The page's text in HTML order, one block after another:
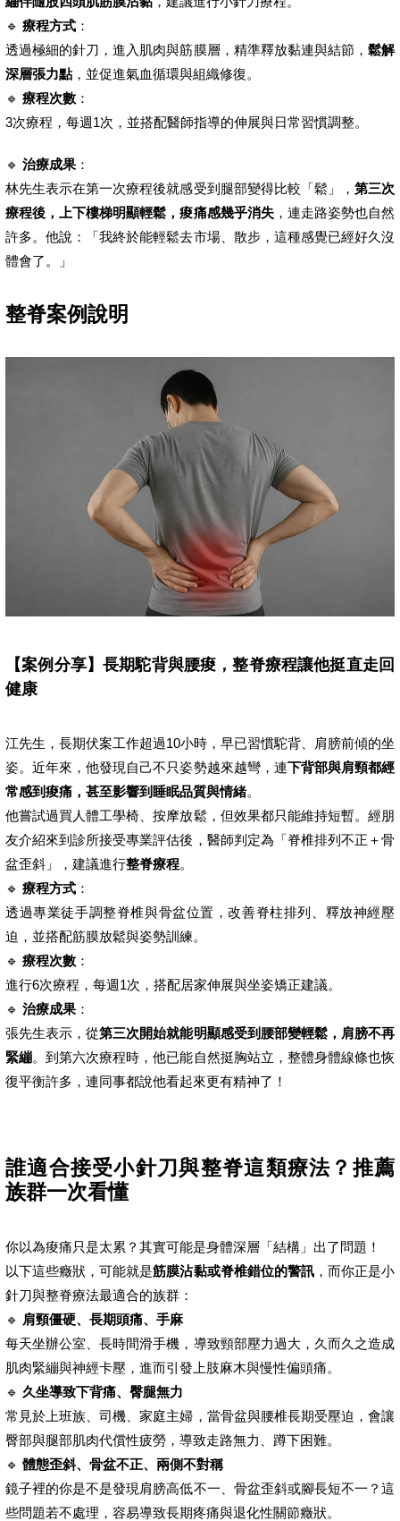
🔹 療程方式 ：
透過極細的針刀，進入肌肉與筋膜層，精準釋放黏連與結節， 鬆解
深層張力點 ，並促進氣血循環與組織修復。
🔹 療程次數 ：
3次療程，每週1次，並搭配醫師指導的伸展與日常習慣調整。
🔹 治療成果 ：
林先生表示在第一次療程後就感受到腿部變得比較「鬆」， 第三次
療程後，上下樓梯明顯輕鬆，痠痛感幾乎消失，連走路姿勢也自然
許多。他說：「我終於能輕鬆去市場、散步，這種感覺已經好久沒
體會了。」
整脊案例說明
【案例分享】長期駝背與腰痠，整脊療程讓他挺直走回
健康
江先生，長期伏案工作超過10小時，早已習慣駝背、肩膀前傾的坐
姿。近年來，他發現自己不只姿勢越來越彎，連下背部與肩頸都經
常感到痠痛，甚至影響到睡眠品質與情緒。
他嘗試過買人體工學椅、按摩放鬆，但效果都只能維持短暫。經朋
友介紹來到診所接受專業評估後，醫師判定為「脊椎排列不正＋骨
盆歪斜」，建議進行整脊療程。
🔹 療程方式 ：
透過專業徒手調整脊椎與骨盆位置，改善脊柱排列、釋放神經壓
迫，並搭配筋膜放鬆與姿勢訓練。
🔹 療程次數 ：
進行6次療程，每週1次，搭配居家伸展與坐姿矯正建議。
🔹 治療成果 ：
張先生表示，從第三次開始就能明顯感受到腰部變輕鬆，肩膀不再
緊繃。到第六次療程時，他已能自然挺胸站立，整體身體線條也恢
復平衡許多，連同事都說他看起來更有精神了！
誰適合接受小針刀與整脊這類療法？推薦
族群一次看懂
你以為痠痛只是太累？其實可能是身體深層「結構」出了問題！
以下這些癥狀，可能就是筋膜沾黏或脊椎錯位的警訊，而你正是小
針刀與整脊療法最適合的族群：
🔹 肩頸僵硬、長期頭痛、手麻
每天坐辦公室、長時間滑手機，導致頸部壓力過大，久而久之造成
肌肉緊繃與神經卡壓，進而引發上肢麻木與慢性偏頭痛。
🔹 久坐導致下背痛、臀腿無力
常見於上班族、司機、家庭主婦，當骨盆與腰椎長期受壓迫，會讓
臀部與腿部肌肉代償性疲勞，導致走路無力、蹲下困難。
🔹 體態歪斜、骨盆不正、兩側不對稱
鏡子裡的你是不是發現肩膀高低不一、骨盆歪斜或腳長短不一？這
些問題若不處理，容易導致長期疼痛與退化性關節癥狀。